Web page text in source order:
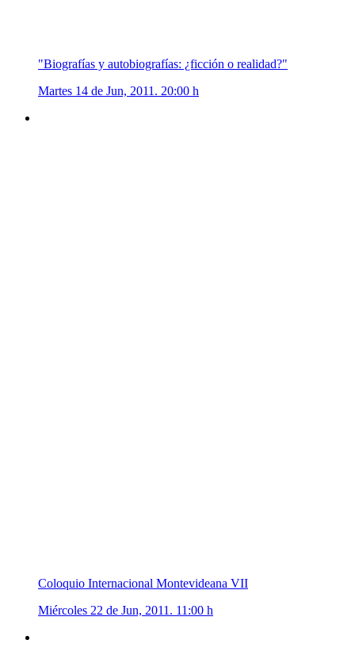
"Biografías y autobiografías: ¿ficción o realidad?"
Martes 14 de Jun, 2011. 20:00 h
Coloquio Internacional Montevideana VII
Miércoles 22 de Jun, 2011. 11:00 h